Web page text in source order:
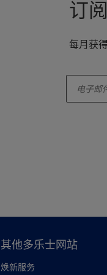
订
每月获
其他多乐士网站
焕新服务